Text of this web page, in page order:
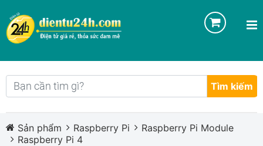
Tìm kiếm
Sản phẩm Raspberry Pi
Raspberry Pi Module
Raspberry Pi 4